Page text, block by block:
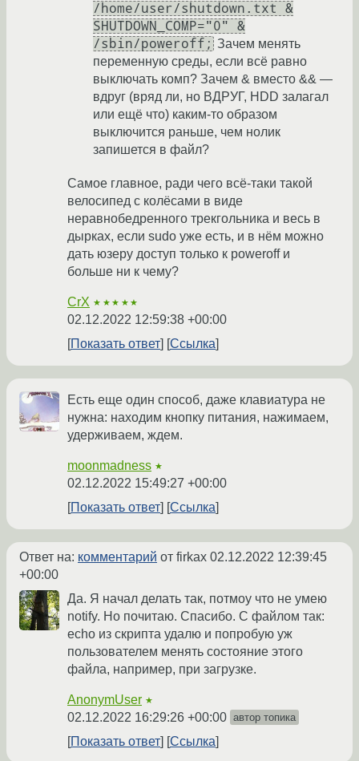
/home/user/shutdown.txt &
SHUTDOWN_COMP="0" &
/sbin/poweroff; Зачем менять
переменную среды, если всё равно
выключать комп? Зачем & вместо && —
вдруг (вряд ли, но ВДРУГ, HDD залагал
или ещё что) каким-то образом
выключится раньше, чем нолик
запишется в файл?
Самое главное, ради чего всё-таки такой
велосипед с колёсами в виде
неравнобедренного трекгольника и весь в
дырках, если sudo уже есть, и в нём можно
дать юзеру доступ только к poweroff и
больше ни к чему?
CrX ★★★★★
02.12.2022 12:59:38 +00:00
Показать ответ
Ссылка
Есть еще один способ, даже клавиатура не
нужна: находим кнопку питания, нажимаем,
удерживаем, ждем.
moonmadness ★
02.12.2022 15:49:27 +00:00
Показать ответ
Ссылка
Ответ на: комментарий от firkax 02.12.2022 12:39:45
+00:00
Да. Я начал делать так, потмоу что не умею
notify. Но почитаю. Спасибо. С файлом так:
echo из скрипта удалю и попробую уж
пользователем менять состояние этого
файла, например, при загрузке.
AnonymUser ★
02.12.2022 16:29:26 +00:00 автор топика
Показать ответ Ссылка